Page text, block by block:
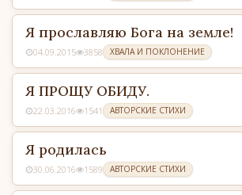
Я прославляю Бога на земле!
04.09.2015 3858 ХВАЛА И ПОКЛОНЕНИЕ
Я ПРОЩУ ОБИДУ.
22.03.2016 1541 АВТОРСКИЕ СТИХИ
Я родилась
30.06.2016 1589 АВТОРСКИЕ СТИХИ